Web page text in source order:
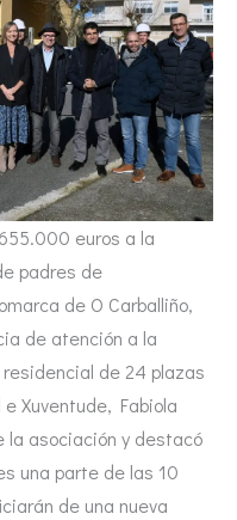
euros a la
padres de
de O Carballiño,
de atención a la
de 24 plazas
Xuventude, Fabiola
la asociación y destacó
una parte de las 10
de una nueva